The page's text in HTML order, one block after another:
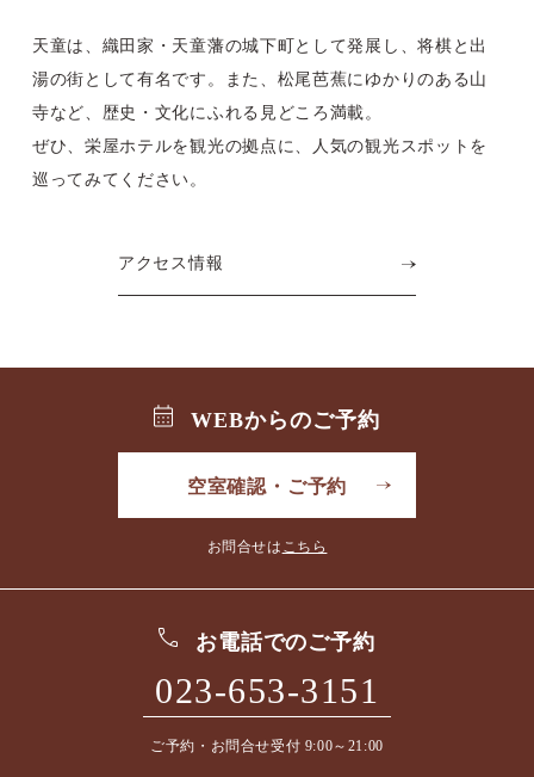
天童は、織田家・天童藩の城下町として発展し、将棋と出
湯の街として有名です。また、松尾芭蕉にゆかりのある山
寺など、歴史・文化にふれる見どころ満載。
ぜひ、栄屋ホテルを観光の拠点に、人気の観光スポットを
巡ってみてください。
アクセス情報
WEBからのご予約
空室確認・ご予約
お問合せは こちら
お電話でのご予約
023-653-3151
ご予約・お問合せ受付 9:00～21:00